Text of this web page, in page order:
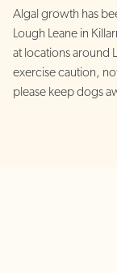
Algal growth has
Lough Leane in
at locations around
exercise caution,
please keep dogs